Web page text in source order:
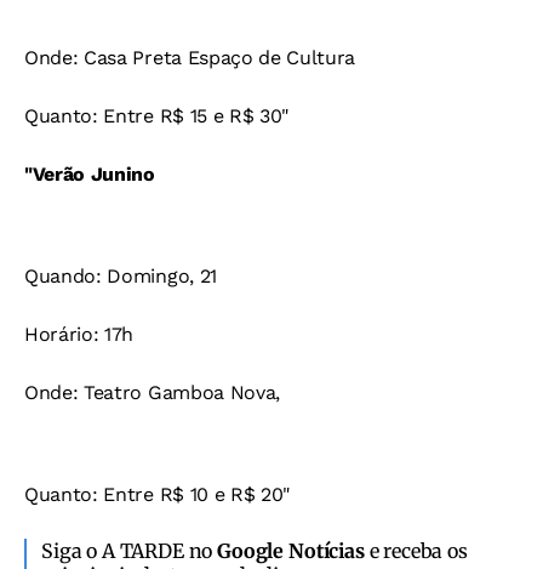
Onde: Casa Preta Espaço de Cultura
Quanto: Entre R$ 15 e R$ 30"
"Verão Junino
Quando: Domingo, 21
Horário: 17h
Onde: Teatro Gamboa Nova,
Quanto: Entre R$ 10 e R$ 20"
Siga o A TARDE noGoogle Notíciase receba os